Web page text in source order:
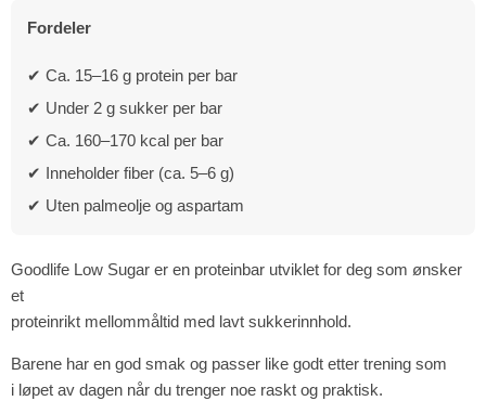
Fordeler
✔ Ca. 15–16 g protein per bar
✔ Under 2 g sukker per bar
✔ Ca. 160–170 kcal per bar
✔ Inneholder fiber (ca. 5–6 g)
✔ Uten palmeolje og aspartam
Goodlife Low Sugar er en proteinbar utviklet for deg som ønsker
et
proteinrikt mellommåltid med lavt sukkerinnhold.
Barene har en god smak og passer like godt etter trening som
i løpet av dagen når du trenger noe raskt og praktisk.